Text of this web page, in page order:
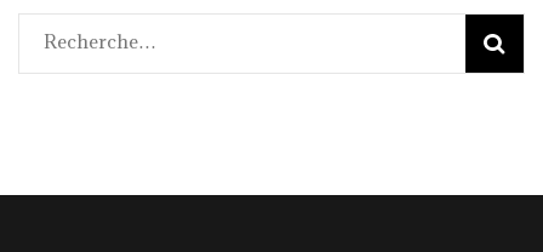
Rechercher :